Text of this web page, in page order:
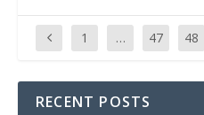
1 … 47 48
RECENT POSTS